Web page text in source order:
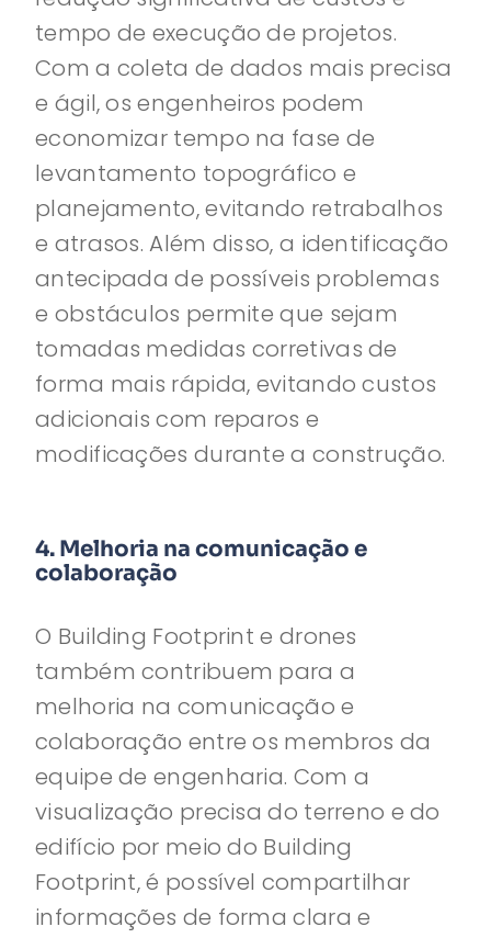
tempo de execução de projetos.
Com a coleta de dados mais precisa
e ágil, os engenheiros podem
economizar tempo na fase de
levantamento topográfico e
planejamento, evitando retrabalhos
e atrasos. Além disso, a identificação
antecipada de possíveis problemas
e obstáculos permite que sejam
tomadas medidas corretivas de
forma mais rápida, evitando custos
adicionais com reparos e
modificações durante a construção.
4. Melhoria na comunicação e
colaboração
O Building Footprint e drones
também contribuem para a
melhoria na comunicação e
colaboração entre os membros da
equipe de engenharia. Com a
visualização precisa do terreno e do
edifício por meio do Building
Footprint, é possível compartilhar
informações de forma clara e